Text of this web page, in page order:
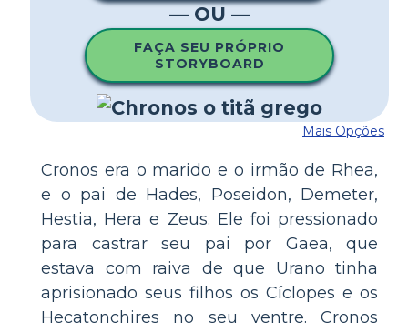
— OU —
FAÇA SEU PRÓPRIO
STORYBOARD
Mais Opções
Cronos era o marido e o irmão de Rhea,
e o pai de Hades, Poseidon, Demeter,
Hestia, Hera e Zeus. Ele foi pressionado
para castrar seu pai por Gaea, que
estava com raiva de que Urano tinha
aprisionado seus filhos os Cíclopes e os
Hecatonchires no seu ventre. Cronos